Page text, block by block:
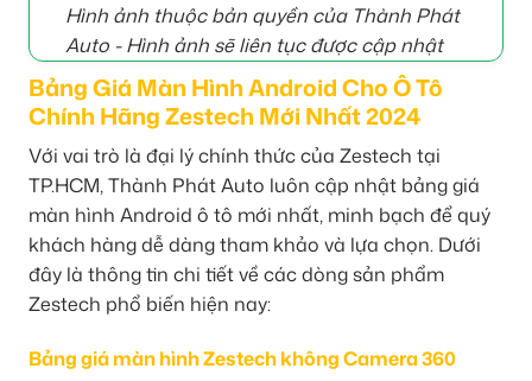
Hình ảnh thuộc bản quyền của Thành Phát
Auto -Hình ảnh sẽ liên tục được cập nhật
Bảng Giá Màn Hình Android Cho Ô Tô
Chính Hãng Zestech Mới Nhất 2024
Với vai trò là đại lý chính thức của Zestech tại
TP.HCM, Thành Phát Auto luôn cập nhật bảng giá
màn hình Android ô tô mới nhất, minh bạch để quý
khách hàng dễ dàng tham khảo và lựa chọn. Dưới
đây là thông tin chi tiết về các dòng sản phẩm
Zestech phổ biến hiện nay:
Bảng giá màn hình Zestech không Camera 360